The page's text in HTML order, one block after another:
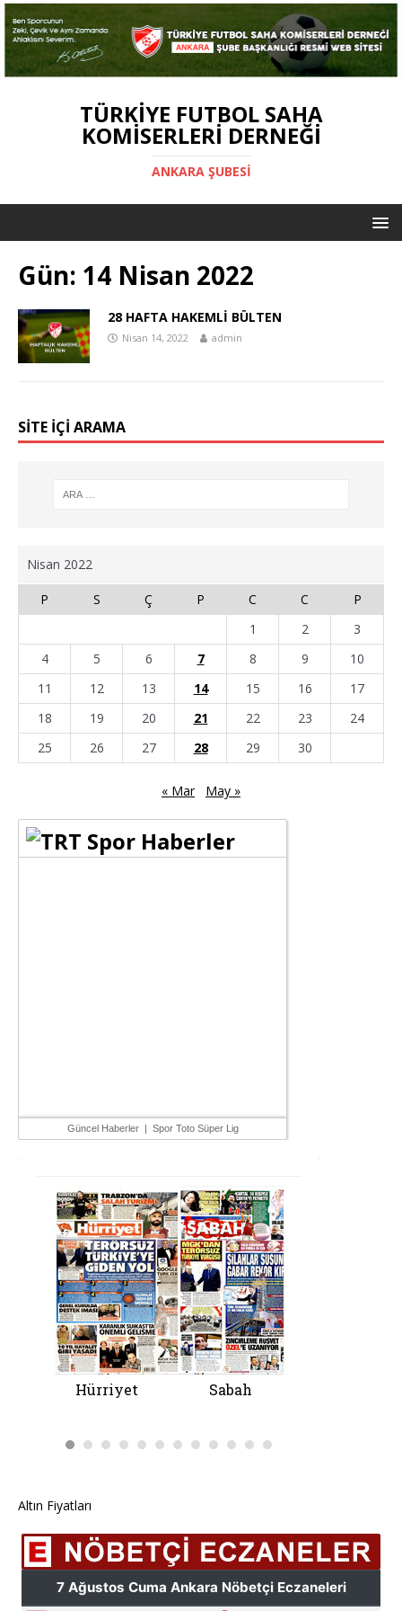
TÜRKIYE FUTBOL SAHA
KOMISERLERI DERNEĞI
ANKARA ŞUBESİ
Gün: 14 Nisan 2022
28 HAFTA HAKEMLİ BÜLTEN
Nisan 14, 2022 admin
SİTE İÇİ ARAMA
Nisan 2022
P S Ç P C C
P
1
2
3
4
5 6 7 8 9
10
11
12 13 14 15 16
17
18
19 20 21 22 23
24
25
26 27 28 29 30
« Mar May »
Güncel Haberler| Spor Toto Süper Lig
Altın Fiyatları